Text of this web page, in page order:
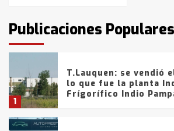
Publicaciones Populares
fueron detenidos por
comercialización de
tarde del sábado
1
T.Lauquen: se vendió
lo que fue la planta
Frígorífico Indio